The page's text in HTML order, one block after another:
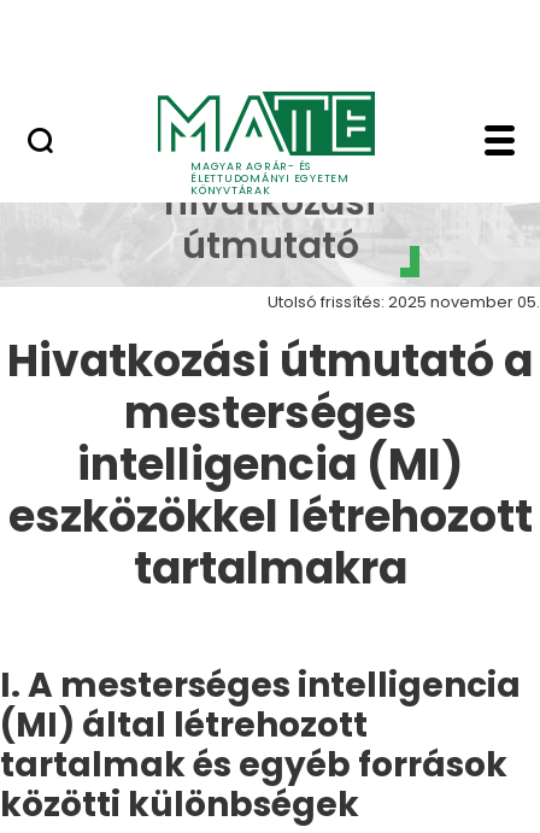
MAGYAR AGRÁR- ÉS
ÉLETTUDOMÁNYI EGYETEM
KÖNYVTÁRAK
MI hivatkozási
MI
hivatkozási
útmutató
Utolsó frissítés: 2025 november 05.
Hivatkozási útmutató a
mesterséges
intelligencia (MI)
eszközökkel létrehozott
tartalmakra
I. A mesterséges intelligencia
(MI) által létrehozott
tartalmak és egyéb források
közötti különbségek